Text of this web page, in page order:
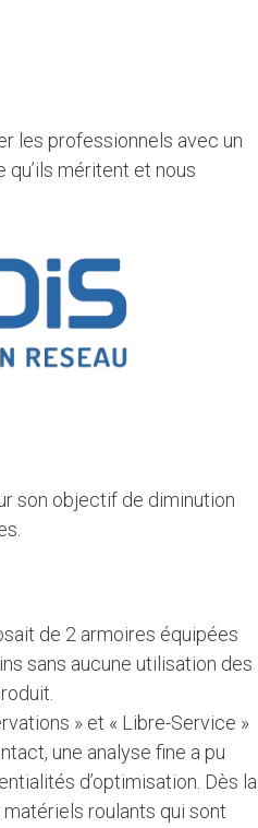
les professionnels avec un
méritent et nous
son objectif de diminution
de 2 armoires équipées
sans aucune utilisation des
» et « Libre-Service »
une analyse fine a pu
d’optimisation. Dès la
roulants qui sont